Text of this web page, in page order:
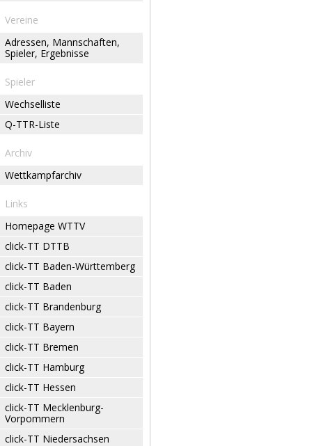
Vereine
Adressen, Mannschaften,
Spieler, Ergebnisse
Spieler
Wechselliste
Q-TTR-Liste
Archiv
Wettkampfarchiv
Links
Homepage WTTV
click-TT DTTB
click-TT Baden-Württemberg
click-TT Baden
click-TT Brandenburg
click-TT Bayern
click-TT Bremen
click-TT Hamburg
click-TT Hessen
click-TT Mecklenburg-
Vorpommern
click-TT Niedersachsen